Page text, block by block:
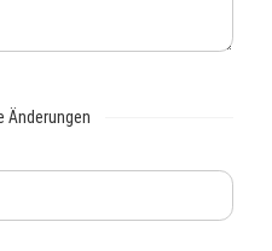
Änderungen